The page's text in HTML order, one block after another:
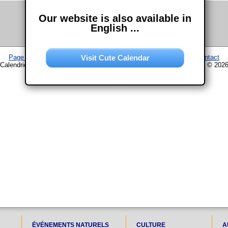
Page d'accueil Calendrier–Plan du site–Mentions légales
Contact
Calendrier www.chouette-calendrier.com • 2. Juin 2024 – droit d'auteur © 2026
ÉVÉNEMENTS NATURELS CULTURE
Our website is also available in
English ...
Visit Cute Calendar